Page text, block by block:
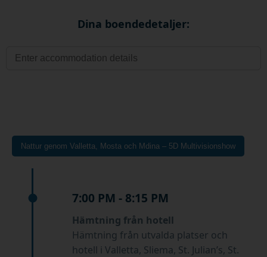
Dina boendedetaljer:
Nattur genom Valletta, Mosta och Mdina – 5D Multivisionshow
7:00 PM - 8:15 PM
Hämtning från hotell
Hämtning från utvalda platser och
hotell i Valletta, Sliema, St. Julian’s, St.